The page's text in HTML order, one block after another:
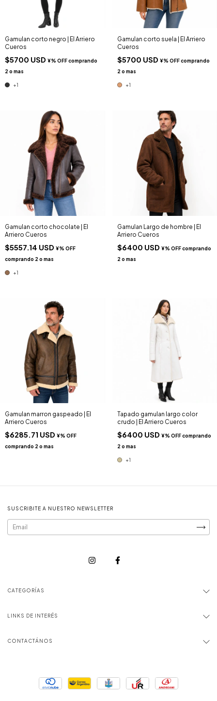
Gamulan corto negro | El Arriero
Cueros
$5700 USD
+1
Gamulan corto suela | El Arriero
Cueros
$5700 USD
+1
Gamulan corto chocolate | El
Arriero Cueros
$5557.14 USD
+1
Gamulan Largo de hombre | El
Arriero Cueros
$6400 USD
Gamulan marron gaspeado | El
Arriero Cueros
$6285.71 USD
Tapado gamulan largo color
crudo | El Arriero Cueros
$6400 USD
+1
SUSCRIBITE A NUESTRO NEWSLETTER
CATEGORÍAS
LINKS DE INTERÉS
CONTACTÁNOS